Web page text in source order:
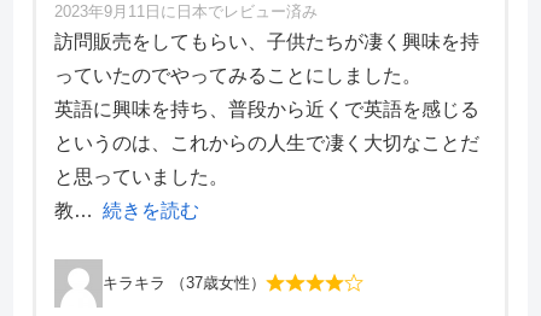
項目別評価
価格・料金
3
学習効果
3
サポート体制
3
デザイン性
2023年9月11日に日本でレビュー済み
訪問販売をしてもらい、子供たちが凄く興味を持
っていたのでやってみることにしました。
英語に興味を持ち、普段から近くで英語を感じる
というのは、これからの人生で凄く大切なことだ
と思っていました。
教
続きを読む
キラキラ （37歳女性）